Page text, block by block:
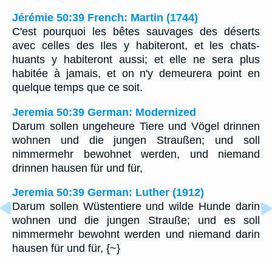
Jérémie 50:39 French: Martin (1744)
C'est pourquoi les bêtes sauvages des déserts
avec celles des Iles y habiteront, et les chats-
huants y habiteront aussi; et elle ne sera plus
habitée à jamais, et on n'y demeurera point en
quelque temps que ce soit.
Jeremia 50:39 German: Modernized
Darum sollen ungeheure Tiere und Vögel drinnen
wohnen und die jungen Straußen; und soll
nimmermehr bewohnet werden, und niemand
drinnen hausen für und für,
Jeremia 50:39 German: Luther (1912)
Darum sollen Wüstentiere und wilde Hunde darin
wohnen und die jungen Strauße; und es soll
nimmermehr bewohnt werden und niemand darin
hausen für und für, {~}